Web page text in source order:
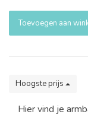
Toevoegen aan
Hoogste prijs
Hier vind je